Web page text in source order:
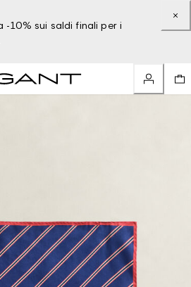
-10% sui saldi finali per i